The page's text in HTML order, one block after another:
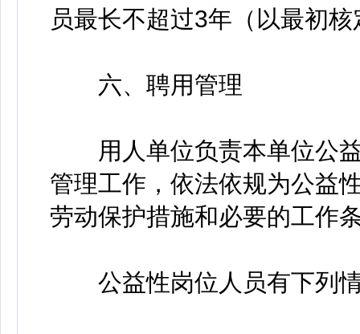
员最长不超过3年（以最初
六、聘用管理
用人单位负责本单位公益
管理工作，依法依规为公益
劳动保护措施和必要的工作
公益性岗位人员有下列情